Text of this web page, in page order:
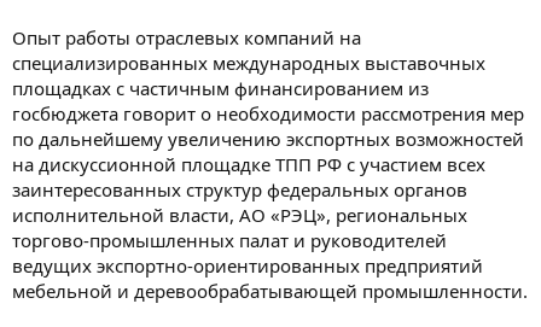
Опыт работы отраслевых компаний на
специализированных международных выставочных
площадках с частичным финансированием из
госбюджета говорит о необходимости рассмотрения мер
по дальнейшему увеличению экспортных возможностей
на дискуссионной площадке ТПП РФ с участием всех
заинтересованных структур федеральных органов
исполнительной власти, АО «РЭЦ», региональных
торгово-промышленных палат и руководителей
ведущих экспортно-ориентированных предприятий
мебельной и деревообрабатывающей промышленности.